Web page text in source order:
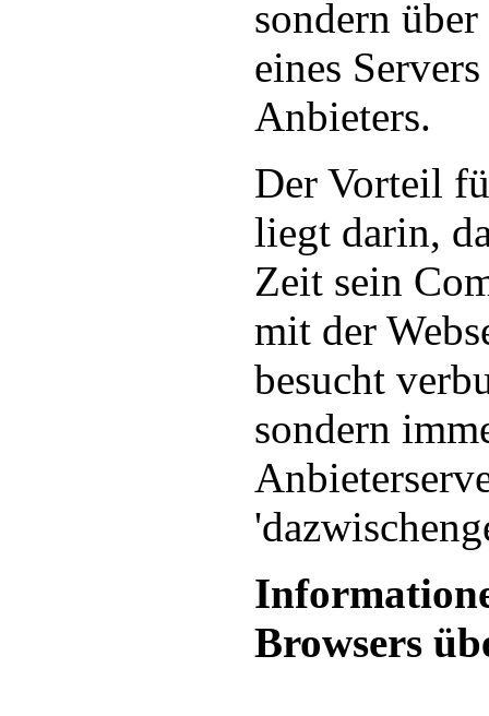
sondern
eines
Anbieters.
Der Vorteil
liegt darin,
Zeit sein
mit der
besucht
sondern
Browsers